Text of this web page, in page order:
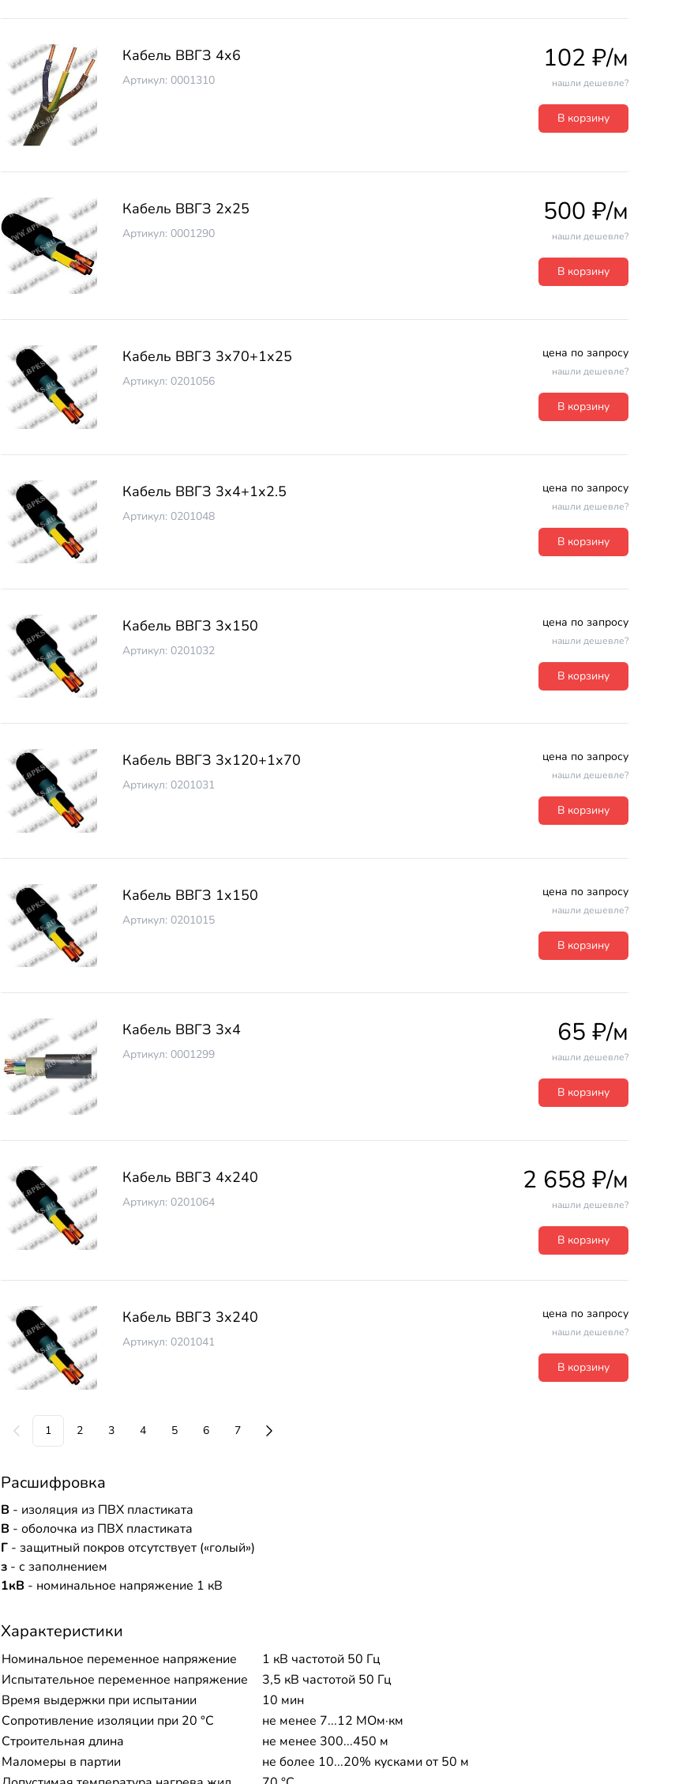
Кабель ВВГЗ 4х6
Артикул: 0001310
102 ₽/м
нашли дешевле?
В корзину
Кабель ВВГЗ 2х25
Артикул: 0001290
500 ₽/м
нашли дешевле?
В корзину
Кабель ВВГЗ 3х70+1х25
Артикул: 0201056
цена по запросу
нашли дешевле?
В корзину
Кабель ВВГЗ 3х4+1х2.5
Артикул: 0201048
цена по запросу
нашли дешевле?
В корзину
Кабель ВВГЗ 3х150
Артикул: 0201032
цена по запросу
нашли дешевле?
В корзину
Кабель ВВГЗ 3х120+1х70
Артикул: 0201031
цена по запросу
нашли дешевле?
В корзину
Кабель ВВГЗ 1х150
Артикул: 0201015
цена по запросу
нашли дешевле?
В корзину
Кабель ВВГЗ 3х4
Артикул: 0001299
65 ₽/м
нашли дешевле?
В корзину
Кабель ВВГЗ 4х240
Артикул: 0201064
2 658 ₽/м
нашли дешевле?
В корзину
Кабель ВВГЗ 3х240
Артикул: 0201041
цена по запросу
нашли дешевле?
В корзину
1 2 3 4 5 6 7
Расшифровка
В - изоляция из ПВХ пластиката
В - оболочка из ПВХ пластиката
Г - защитный покров отсутствует («голый»)
з - с заполнением
1кВ - номинальное напряжение 1 кВ
Характеристики
Номинальное переменное напряжение
1 кВ частотой 50 Гц
Испытательное переменное напряжение
3,5 кВ частотой 50 Гц
Время выдержки при испытании
10 мин
Сопротивление изоляции при 20 °С
не менее 7...12 МОм·км
Строительная длина
не менее 300...450 м
Маломеры в партии
не более 10...20% кусками от 50 м